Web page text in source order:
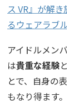
ス VR』が解
るウェアラブ
アイドルメン
は貴重な経験
とで、自身の
もなり得ます。